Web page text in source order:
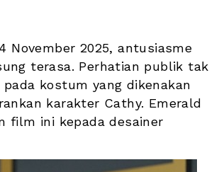
November 2025, antusiasme
terasa. Perhatian publik tak
kostum yang dikenakan
karakter Cathy. Emerald
film ini kepada desainer